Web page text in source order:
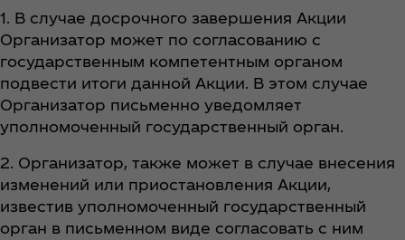
1. В случае досрочного завершения Акции
Организатор может по согласованию с
государственным компетентным органом
подвести итоги данной Акции. В этом случае
Организатор письменно уведомляет
уполномоченный государственный орган.
2. Организатор, также может в случае внесения
изменений или приостановления Акции,
известив уполномоченный государственный
орган в письменном виде согласовать с ним